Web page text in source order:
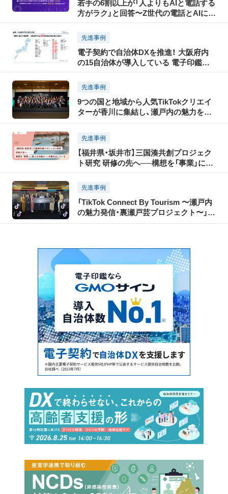
若手の6割以上が「人よりもAIと電話する
方がラク」と回答〜Z世代の電話とAIに関
先進事例
電子契約で自治体DXを推進！ 大阪府内
の15自治体が導入している 電子印鑑
先進事例
9つの国と地域から人気TikTokクリエイ
ターが香川に集結し、瀬戸内の魅力を
Connect By Tourism 〜瀬戸内の魅力発
信・裏瀬戸芸プロジェクト〜」開催レポー
ト（前編）
先進事例
【福井県・坂井市】三国湊共創プロジェク
ト研究 研修の先へ──構想を「事業」に変
先進事例
「TikTok Connect By Tourism 〜瀬戸内
の魅力発信・裏瀬戸芸プロジェクト〜」開